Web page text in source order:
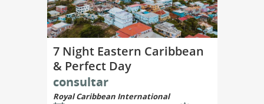
7 Night Eastern Caribbean
& Perfect Day
consultar
Royal Caribbean International